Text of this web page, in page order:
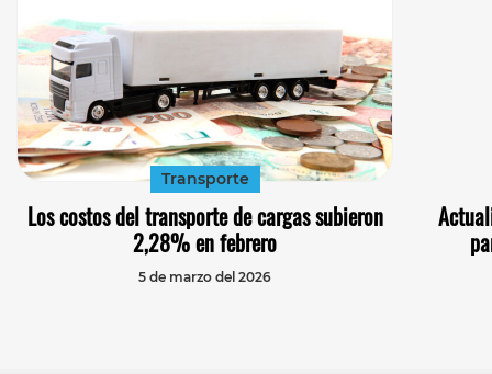
Transporte
Los costos del transporte de cargas subieron
2,28% en febrero
5 de marzo del 2026